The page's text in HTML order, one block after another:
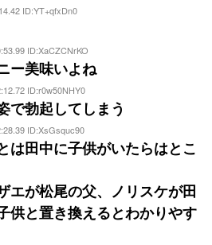
ID:YT+qfxDn0
ID:XaCZCNrKO
ー美味いよね
ID:r0w50NHY0
で勃起してしまう
ID:XsGsquc90
は田中に子供がいたらはとこ
エが松尾の父、ノリスケが田
供と置き換えるとわかりやす